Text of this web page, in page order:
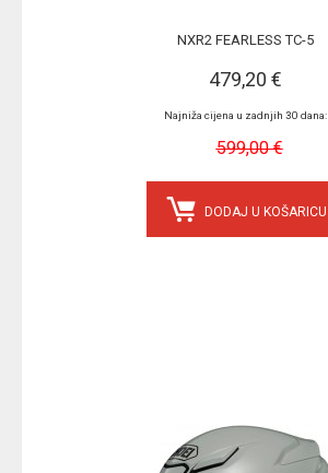
NXR2 FEARLESS TC-5
479,20 €
Najniža cijena u zadnjih 30 dana:
599,00 €
DODAJ U KOŠARICU